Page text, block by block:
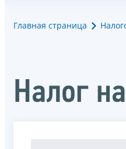
Главная страница
Налог